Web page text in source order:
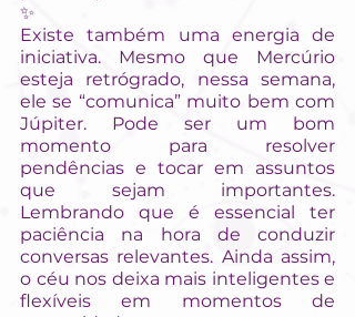
✨
Existe também uma energia de
iniciativa. Mesmo que Mercúrio
esteja retrógrado, nessa semana,
ele se “comunica” muito bem com
Júpiter. Pode ser um bom
momento para resolver
pendências e tocar em assuntos
que sejam importantes.
Lembrando que é essencial ter
paciência na hora de conduzir
conversas relevantes. Ainda assim,
o céu nos deixa mais inteligentes e
flexíveis em momentos de